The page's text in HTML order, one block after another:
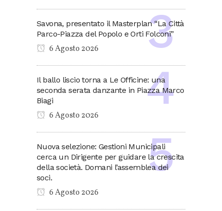
Savona, presentato il Masterplan “La Città
Parco-Piazza del Popolo e Orti Folconi”
6 Agosto 2026
Il ballo liscio torna a Le Officine: una
seconda serata danzante in Piazza Marco
Biagi
6 Agosto 2026
Nuova selezione: Gestioni Municipali
cerca un Dirigente per guidare la crescita
della società. Domani l’assemblea dei
soci.
6 Agosto 2026